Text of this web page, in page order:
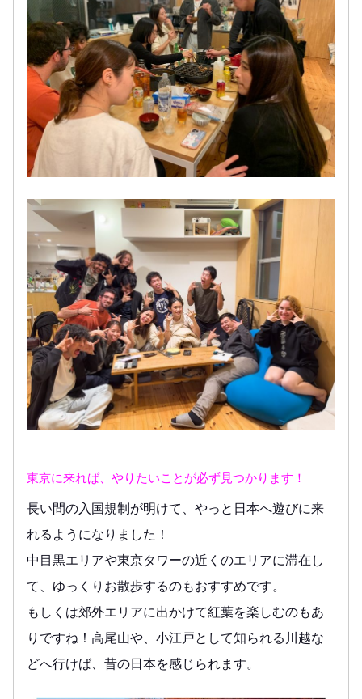
東京に来れば、やりたいことが必ず見つかります！
長い間の入国規制が明けて、やっと日本へ遊びに来
れるようになりました！
中目黒エリアや東京タワーの近くのエリアに滞在し
て、ゆっくりお散歩するのもおすすめです。
もしくは郊外エリアに出かけて紅葉を楽しむのもあ
りですね！高尾山や、小江戸として知られる川越な
どへ行けば、昔の日本を感じられます。